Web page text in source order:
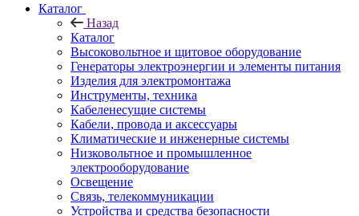
Каталог
Назад
Каталог
Высоковольтное и щитовое оборудование
Генераторы электроэнергии и элементы питания
Изделия для электромонтажа
Инструменты, техника
Кабеленесущие системы
Кабели, провода и аксессуары
Климатические и инженерные системы
Низковольтное и промышленное
электрооборудование
Освещение
Связь, телекоммуникации
Устройства и средства безопасности